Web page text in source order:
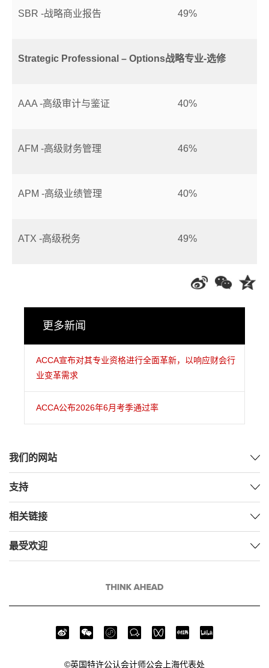
SBR -战略商业报告 49%
Strategic Professional – Options战略专业-选修
AAA -高级审计与鉴证 40%
AFM -高级财务管理 46%
APM -高级业绩管理 40%
ATX -高级税务 49%
更多新闻
ACCA宣布对其专业资格进行全面革新，以响应财会行
业变革需求
ACCA公布2026年6月考季通过率
我们的网站
支持
相关链接
最受欢迎
©英国特许公认会计师公会上海代表处